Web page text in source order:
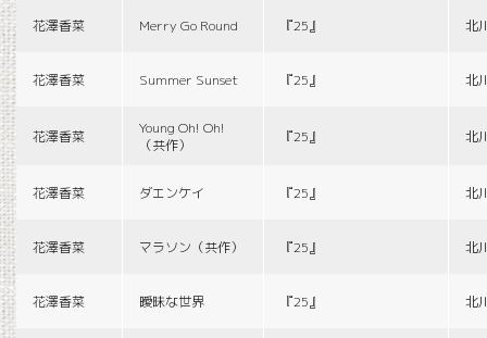
花澤香菜 Merry Go Round 『25』 北
花澤香菜 Summer Sunset 『25』 北
花澤香菜
Young Oh! Oh!
（共作）
『25』 北
花澤香菜 ダエンケイ 『25』 北
花澤香菜 マラソン（共作） 『25』 北
花澤香菜 曖昧な世界 『25』 北